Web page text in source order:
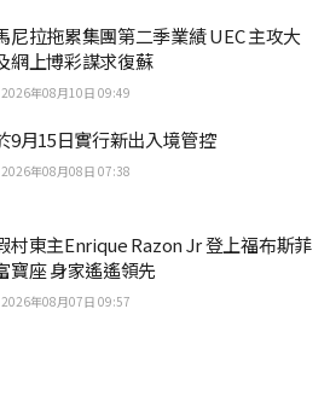
尼拉拖累集團第二季業績 UEC 主攻大
網上博彩謀求復蘇
2026年08月10日 09:49
9月15日實行新出入境管控
2026年08月08日 07:38
村東主Enrique Razon Jr 登上福布斯菲
寶座 身家遙遙領先
2026年08月07日 09:57